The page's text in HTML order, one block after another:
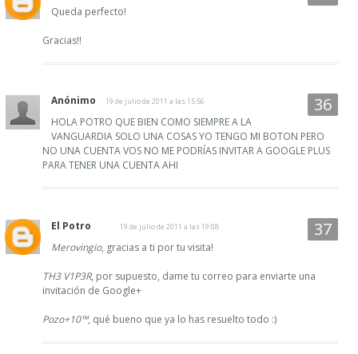
Queda perfecto!
Gracias!!
Anónimo 19 de julio de 2011 a las 15:56
HOLA POTRO QUE BIEN COMO SIEMPRE A LA
VANGUARDIA SOLO UNA COSAS YO TENGO MI BOTON PERO
NO UNA CUENTA VOS NO ME PODRÍAS INVITAR A GOOGLE PLUS
PARA TENER UNA CUENTA AHI
El Potro 19 de julio de 2011 a las 19:08
Merovingio, gracias a ti por tu visita!
TH3 V1P3R, por supuesto, dame tu correo para enviarte una
invitación de Google+
Pozo+10™, qué bueno que ya lo has resuelto todo :)